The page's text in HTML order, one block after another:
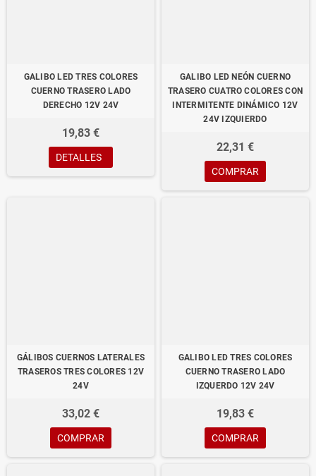
GALIBO LED TRES COLORES
CUERNO TRASERO LADO
DERECHO 12V 24V
19,83 €
DETALLES
GALIBO LED NEÓN CUERNO
TRASERO CUATRO COLORES CON
INTERMITENTE DINÁMICO 12V
24V IZQUIERDO
22,31 €
COMPRAR
GÁLIBOS CUERNOS LATERALES
TRASEROS TRES COLORES 12V
24V
33,02 €
COMPRAR
GALIBO LED TRES COLORES
CUERNO TRASERO LADO
IZQUERDO 12V 24V
19,83 €
COMPRAR